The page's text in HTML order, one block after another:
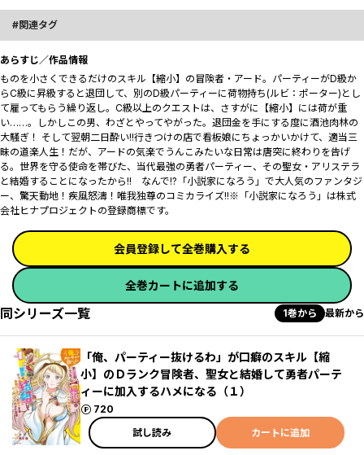
関連タグ
あらすじ／作品情報
ものを小さくできるだけのスキル【縮小】の冒険者・アード。パーティーがD級か
らC級に昇級すると退団して、別のD級パーティーに荷物持ち(ルビ：ポーター)とし
て雇ってもらう繰り返し。C級以上のクエストは、さすがに【縮小】には荷が重
い……。しかしこの男、わざとやってやがった。退団金を手にする度に酒池肉林の
大騒ぎ！ そして翌朝二日酔い!!行きつけの店で看板娘にちょっかいかけて、適当三
昧の道楽人生！だが、アードの気楽でうんこみたいな日常は唐突に終わりを告げ
る。世界を守る使命を帯びた、当代最強の勇者パーティー、その聖女・アリステラ
と結婚することになったから!! なんで!?「小説家になろう」で大人気のファンタジ
ー、驚天動地！疾風怒濤！唯我独尊のコミカライズ!!※「小説家になろう」は株式
会社ヒナプロジェクトの登録商標です。
会員登録して全巻購入する
全巻カートに追加する
同シリーズ一覧 1巻から 最新から
「俺、パーティー抜けるわ」が口癖のスキル【縮
小】のＤランク冒険者、聖女と結婚して勇者パーテ
ィーに加入するハメになる（１）
720
ポイント
試し読み
カートに追加